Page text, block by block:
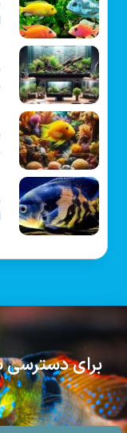
برای دسترسی